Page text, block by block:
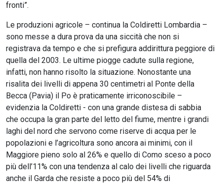
fronti”.
Le produzioni agricole – continua la Coldiretti Lombardia –
sono messe a dura prova da una siccità che non si
registrava da tempo e che si prefigura addirittura peggiore di
quella del 2003. Le ultime piogge cadute sulla regione,
infatti, non hanno risolto la situazione. Nonostante una
risalita dei livelli di appena 30 centimetri al Ponte della
Becca (Pavia) il Po è praticamente irriconoscibile –
evidenzia la Coldiretti - con una grande distesa di sabbia
che occupa la gran parte del letto del fiume, mentre i grandi
laghi del nord che servono come riserve di acqua per le
popolazioni e l’agricoltura sono ancora ai minimi, con il
Maggiore pieno solo al 26% e quello di Como sceso a poco
più dell’11% con una tendenza al calo dei livelli che riguarda
anche il Garda che resiste a poco più del 54% di